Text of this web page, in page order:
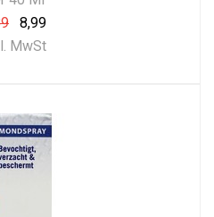
8,99
MwSt